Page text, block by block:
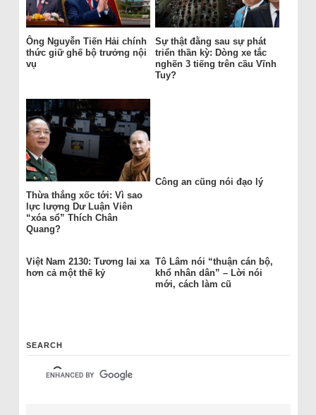
Ông Nguyễn Tiến Hải chính
thức giữ ghế bộ trưởng nội
vụ
Sự thật đằng sau sự phát
triển thần kỳ: Dòng xe tắc
nghẽn 3 tiếng trên cầu Vĩnh
Tuy?
Thừa thắng xốc tới: Vì sao
lực lượng Dư Luận Viên
“xóa sổ” Thích Chân
Quang?
Công an cũng nói đạo lý
Việt Nam 2130: Tương lai xa
hơn cả một thế kỷ
Tô Lâm nói “thuận cán bộ,
khổ nhân dân” – Lời nói
mới, cách làm cũ
SEARCH